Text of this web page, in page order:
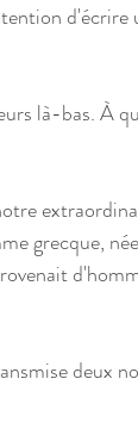
là-bas. À
grecque,
deux